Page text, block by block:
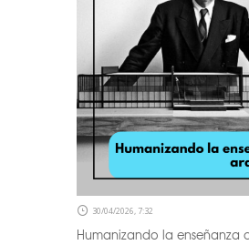
30/04/2026, 7:32
Humanizando la enseñanza